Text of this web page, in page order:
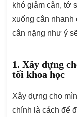
khó giảm cân, tớ
xuống cân nhanh
cân nặng như ý
1. Xây dựng
tối khoa học
Xây dựng cho
chính là cách để